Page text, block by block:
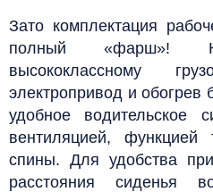
Зато комплектация
полный «фарш»!
высококлассному
электропривод и обогрев
удобное водительское
вентиляцией, функцией
спины. Для удобства
расстояния сиденья